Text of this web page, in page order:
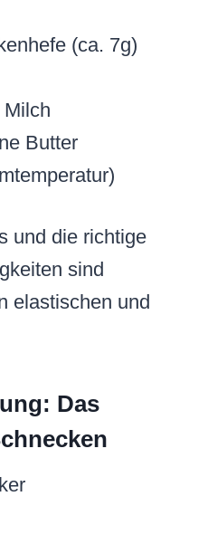
(ca. 7g)
Butter
und die richtige
sind
elastischen und
Das